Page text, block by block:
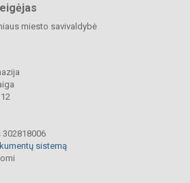
miesto savivaldybė
sistemą